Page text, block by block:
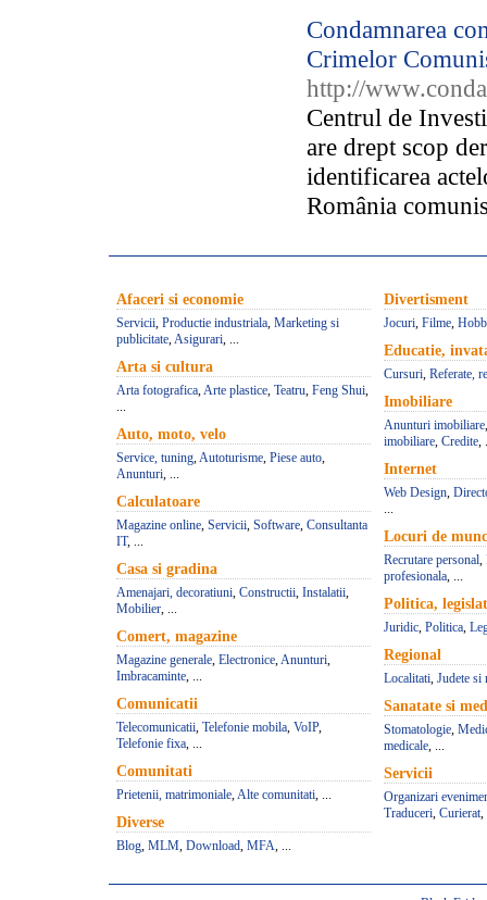
Condamnarea
Crimelor
http://
Centrul de
are drept scop
identificarea
România
Afaceri si economie
Servicii, Productie industriala, Marketing si
publicitate,Asigurari, ...
Arta si cultura
Arta fotografica,Arte plastice, Teatru, Feng Shui,
...
Auto, moto, velo
Service, tuning,Autoturisme, Piese auto,
Anunturi, ...
Calculatoare
Magazine online, Servicii, Software, Consultanta
IT, ...
Casa si gradina
Amenajari, decoratiuni, Constructii, Instalatii,
Mobilier, ...
Comert, magazine
Magazine generale, Electronice,Anunturi,
Imbracaminte, ...
Comunicatii
Telecomunicatii, Telefonie mobila, VoIP,
Telefonie fixa, ...
Comunitati
Prietenii, matrimoniale,Alte comunitati, ...
Diverse
Blog, MLM, Download, MFA, ...
Divertisment
Jocuri, Filme,
Educatie,
Cursuri, Referate,
Imobiliare
Anunturi imobiliare
imobiliare, Credite,
Internet
Web Design,
...
Locuri de
Recrutare personal,
profesionala, ...
Politica,
Juridic, Politica,
Regional
Localitati, Judete si
Sanatate si
Stomatologie,
medicale, ...
Servicii
Organizari
Traduceri, Curierat,